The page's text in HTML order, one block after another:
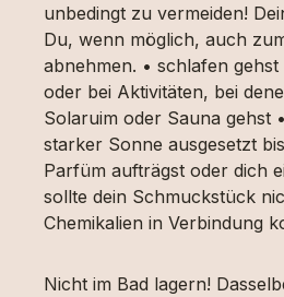
unbedingt zu vermeiden!
Du, wenn möglich, auch
abnehmen. • schlafen
oder bei Aktivitäten, bei
Solaruim oder Sauna gehst
starker Sonne ausgesetzt
Parfüm aufträgst oder dich
sollte dein Schmuckstück
Chemikalien in Verbindung
Nicht im Bad lagern!